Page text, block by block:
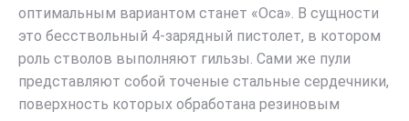
оптимальным вариантом станет «Оса». В сущности
это бесствольный 4-зарядный пистолет, в котором
роль стволов выполняют гильзы. Сами же пули
представляют собой точеные стальные сердечники,
поверхность которых обработана резиновым